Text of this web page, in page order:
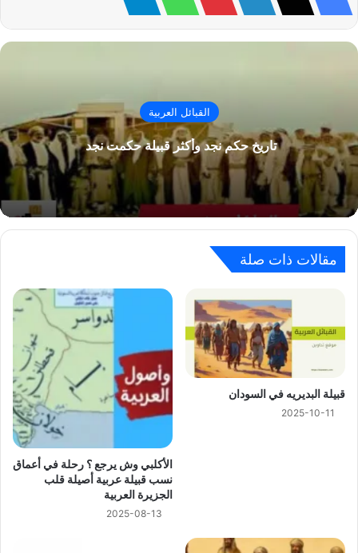
القبائل العربية
تاريخ حكم نجد وأكثر قبيلة حكمت نجد
مقالات ذات صلة
ﻗﺒﻴﻠﺔ ﺍﻟﺒﺪﻳﺮﻳﻪ في السودان
2025-10-11
الأكلبي وش يرجع ؟ رحلة في أعماق
نسب قبيلة عربية أصيلة قلب
الجزيرة العربية
2025-08-13